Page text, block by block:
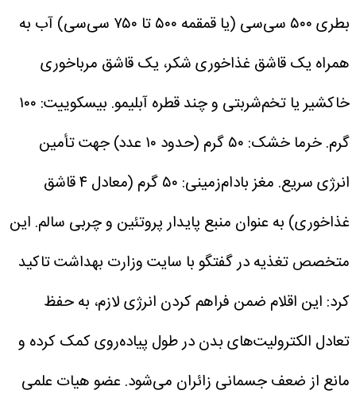
بطری ۵۰۰ سی‌سی (یا قمقمه ۵۰۰ تا ۷۵۰ سی‌سی) آب به
همراه یک قاشق غذاخوری شکر، یک قاشق مرباخوری
خاکشیر یا تخم‌شربتی و چند قطره آبلیمو.
بیسکوییت: ۱۰۰
گرم.
خرما خشک: ۵۰ گرم (حدود ۱۰ عدد) جهت تأمین
انرژی سریع.
مغز بادام‌زمینی: ۵۰ گرم (معادل ۴ قاشق
غذاخوری) به عنوان منبع پایدار پروتئین و چربی سالم. این
متخصص تغذیه در گفتگو با سایت وزارت بهداشت تاکید
کرد: این اقلام ضمن فراهم کردن انرژی لازم، به حفظ
تعادل الکترولیت‌های بدن در طول پیاده‌روی کمک کرده و
مانع از ضعف جسمانی زائران می‌شود. عضو هیات علمی